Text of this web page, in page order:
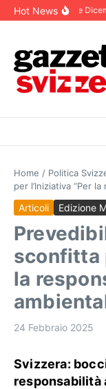
Salta al contenuto
Hot NewsEditoriale
Home / Politica
per l’Iniziativa “Per
Articoli Edizione
sconfitta
la
24 Febbraio 2025
Svizzera:
responsabilità